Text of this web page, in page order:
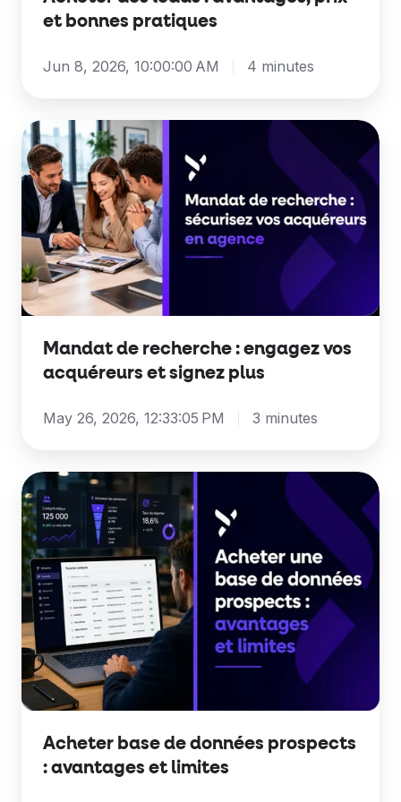
et bonnes pratiques
Jun 8, 2026, 10:00:00 AM 4 minutes
Mandat
de
recherche
:
engagez
vos
acquéreurs
et
plusMandat de recherche : engagez vos
acquéreurs et signez plus
May 26, 2026, 12:33:05 PM 3 minutes
Acheter
base
de
données
prospects
avantages
et
limites
Acheter base de données prospects
: avantages et limites